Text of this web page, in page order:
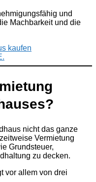
und
Machbarkeit und die
nicht das ganze
Vermietung
Grundsteuer,
zu decken.
vor allem von drei